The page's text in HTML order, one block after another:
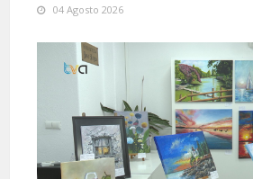
04 Agosto 2026